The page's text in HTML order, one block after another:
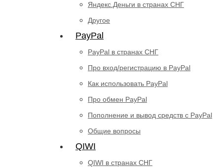
Яндекс.Деньги в странах СНГ
Другое
PayPal
PayPal в странах СНГ
Про вход/регистрацию в PayPal
Как использовать PayPal
Про обмен PayPal
Пополнение и вывод средств с PayPal
Общие вопросы
QIWI
QIWI в странах СНГ